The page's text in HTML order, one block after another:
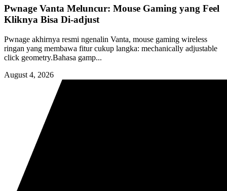
Pwnage Vanta Meluncur: Mouse Gaming yang Feel
Kliknya Bisa Di-adjust
Pwnage akhirnya resmi ngenalin Vanta, mouse gaming wireless
ringan yang membawa fitur cukup langka: mechanically adjustable
click geometry.Bahasa gamp...
August 4, 2026